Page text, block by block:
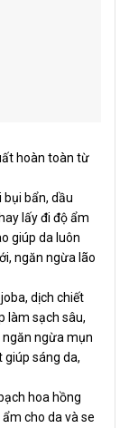
hoàn toàn từ
bụi bẩn, dầu
lấy đi độ ẩm
giúp da luôn
ngăn ngừa lão
dịch chiết
làm sạch sâu,
ngăn ngừa mụn
sáng da,
hoa hồng
cho da và se